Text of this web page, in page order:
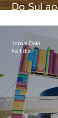
Do Sul
Jornal Daki
há 1 dia